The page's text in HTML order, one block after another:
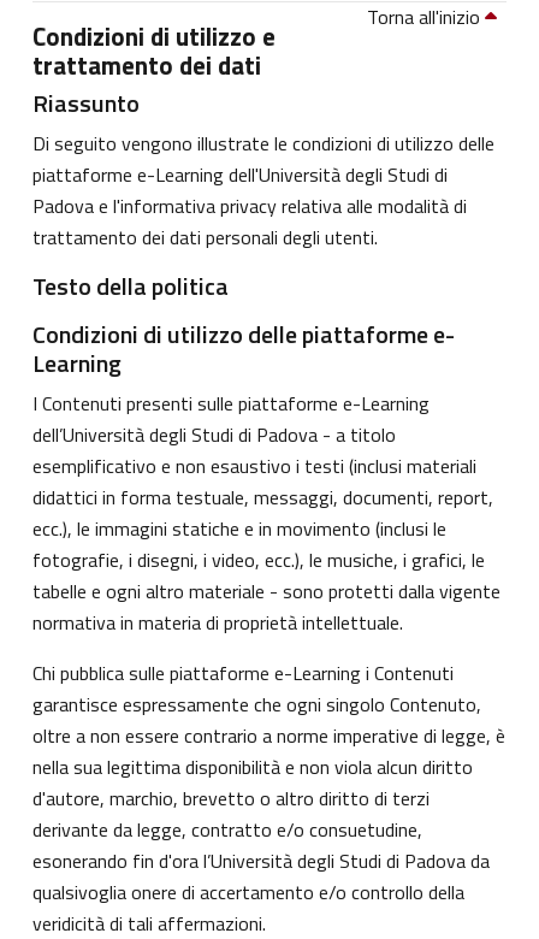
Torna all'inizio
Condizioni di utilizzo e
trattamento dei dati
Riassunto
Di seguito vengono illustrate le condizioni di utilizzo delle
piattaforme e-Learning dell'Università degli Studi di
Padova e l'informativa privacy relativa alle modalità di
trattamento dei dati personali degli utenti.
Testo della politica
Condizioni di utilizzo delle piattaforme e-
Learning
I Contenuti presenti sulle piattaforme e-Learning
dell’Università degli Studi di Padova - a titolo
esemplificativo e non esaustivo i testi (inclusi materiali
didattici in forma testuale, messaggi, documenti, report,
ecc.), le immagini statiche e in movimento (inclusi le
fotografie, i disegni, i video, ecc.), le musiche, i grafici, le
tabelle e ogni altro materiale - sono protetti dalla vigente
normativa in materia di proprietà intellettuale.
Chi pubblica sulle piattaforme e-Learning i Contenuti
garantisce espressamente che ogni singolo Contenuto,
oltre a non essere contrario a norme imperative di legge, è
nella sua legittima disponibilità e non viola alcun diritto
d'autore, marchio, brevetto o altro diritto di terzi
derivante da legge, contratto e/o consuetudine,
esonerando fin d'ora l’Università degli Studi di Padova da
qualsivoglia onere di accertamento e/o controllo della
veridicità di tali affermazioni.